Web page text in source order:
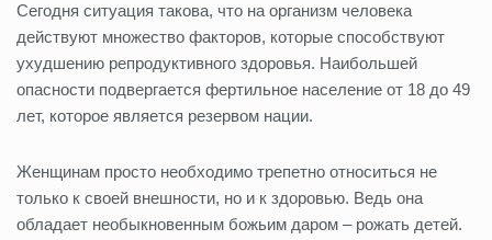
Сегодня ситуация такова, что на организм человека
действуют множество факторов, которые способствуют
ухудшению репродуктивного здоровья. Наибольшей
опасности подвергается фертильное население от 18 до 49
лет, которое является резервом нации.
Женщинам просто необходимо трепетно относиться не
только к своей внешности, но и к здоровью. Ведь она
обладает необыкновенным божьим даром ‒ рожать детей.